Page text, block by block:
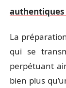
authentiques
La
qui se
perpétuant
bien plus